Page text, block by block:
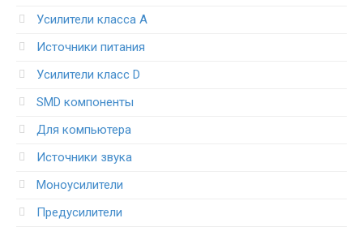
Усилители класса А
Источники питания
Усилители класс D
SMD компоненты
Для компьютера
Источники звука
Моноусилители
Предусилители